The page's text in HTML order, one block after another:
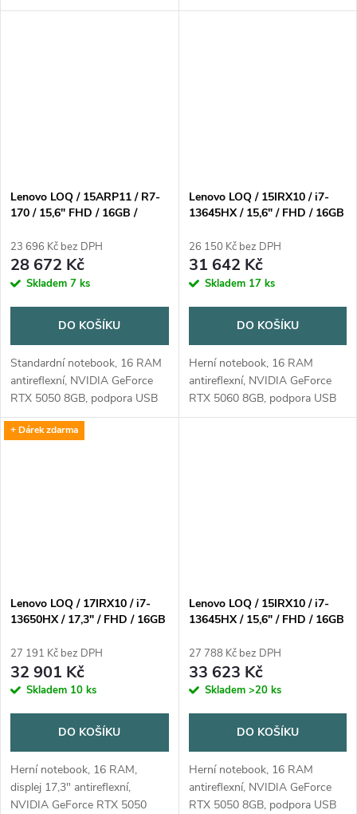
3.x, bluetooth, čtečka karet,
3.x, bluetooth, výdrž baterie 2 -
Lenovo LOQ / 15ARP11 / R7-
170 / 15,6" FHD / 16GB /
Gray / 2R
23 696 Kč bez DPH
28 672 Kč
Skladem 7 ks
DO KOŠÍKU
Standardní notebook, 16 RAM
antireflexní, NVIDIA GeForce
RTX 5050 8GB, podpora USB
3.x, bluetooth, výdrž baterie 8 a
více hodin, operační systém
Lenovo LOQ / 15IRX10 / i7-
13645HX / 15,6" / FHD / 16GB
Gray / 2R
26 150 Kč bez DPH
31 642 Kč
Skladem 17 ks
DO KOŠÍKU
Herní notebook, 16 RAM
antireflexní, NVIDIA GeForce
RTX 5060 8GB, podpora USB
3.x, bluetooth, výdrž baterie 2 -
+ Dárek zdarma
Lenovo LOQ / 17IRX10 / i7-
13650HX / 17,3" / FHD / 16GB
Gray / 2R
27 191 Kč bez DPH
32 901 Kč
Skladem 10 ks
DO KOŠÍKU
Herní notebook, 16 RAM,
displej 17,3" antireflexní,
NVIDIA GeForce RTX 5050
Lenovo LOQ / 15IRX10 / i7-
13645HX / 15,6" / FHD / 16GB
Gray / 2R
27 788 Kč bez DPH
33 623 Kč
Skladem >20 ks
DO KOŠÍKU
Herní notebook, 16 RAM
antireflexní, NVIDIA GeForce
RTX 5050 8GB, podpora USB